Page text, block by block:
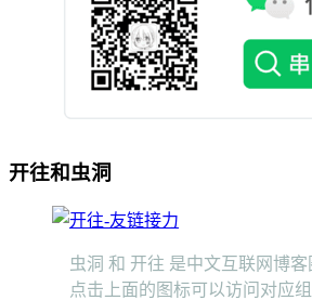
开往和虫洞
虫洞 和 开往 是中文互联网博客
点击上面的图标可以访问对应